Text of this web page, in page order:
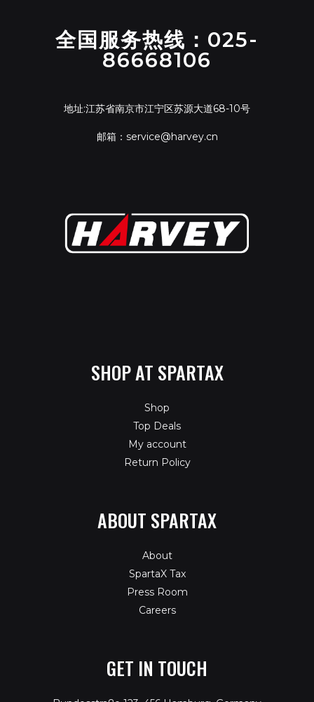
全国服务热线：025-
86668106
地址:江苏省南京市江宁区苏源大道68-10号
邮箱：service@harvey.cn
SHOP AT SPARTAX
Shop
Top Deals
My account
Return Policy
ABOUT SPARTAX
About
SpartaX Tax
Press Room
Careers
GET IN TOUCH